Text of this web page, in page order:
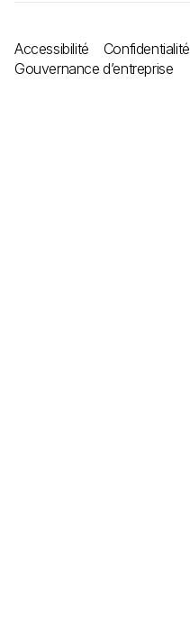
Accessibilité Confidentialité
Gouvernance d’entreprise